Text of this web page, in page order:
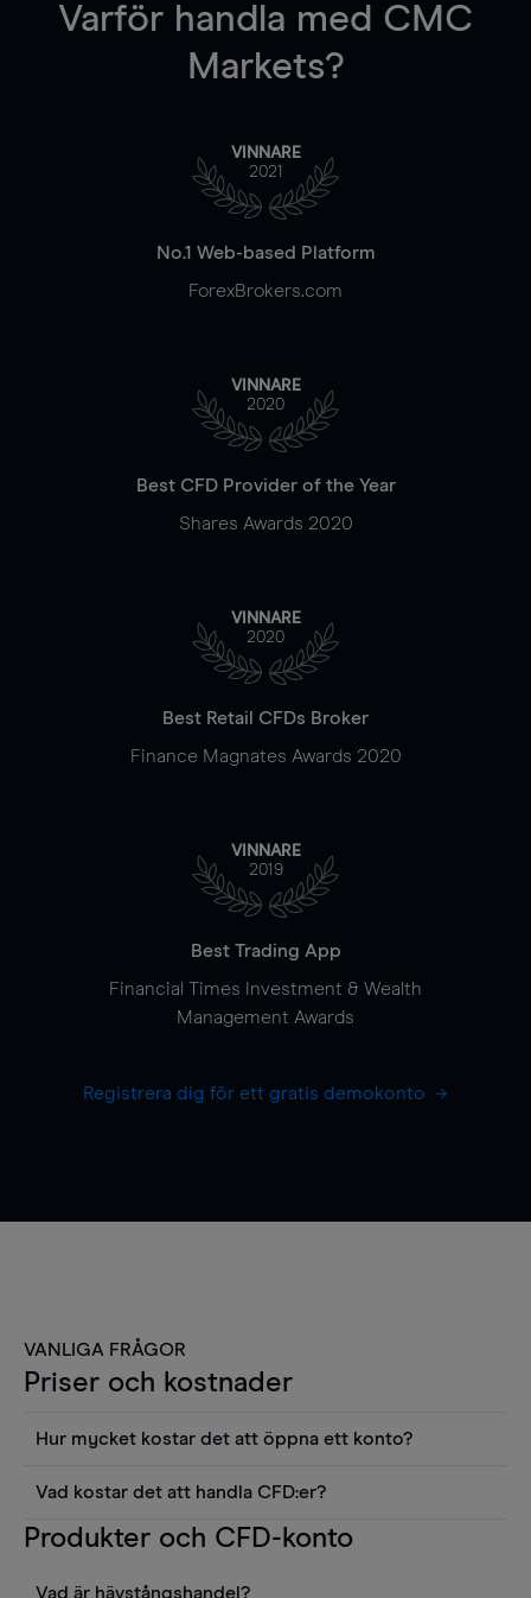
Varför handla med CMC
Markets?
VINNARE
2021
No.1 Web-based Platform
ForexBrokers.com
VINNARE
2020
Best CFD Provider of the Year
Shares Awards 2020
VINNARE
2020
Best Retail CFDs Broker
Finance Magnates Awards 2020
VINNARE
2019
Best Trading App
Financial Times Investment & Wealth
Management Awards
Registrera dig för ett gratis demokonto
VANLIGA FRÅGOR
Priser och kostnader
Hur mycket kostar det att öppna ett konto?
använda sådana verktyg som diagram, Reuters
aktierapporter utan kostnad.
Vad kostar det att handla CFD:er?
Det är en rad kostnader att tänka på när man
innehavskostnader (för positioner som hålls öppna
Produkter och CFD-konto
Vad är hävstångshandel?